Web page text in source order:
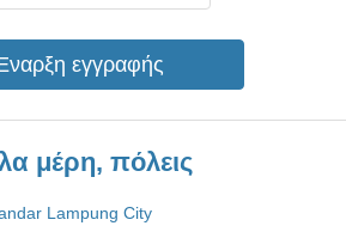
εγγραφής
μέρη, πόλεις
Lampung City